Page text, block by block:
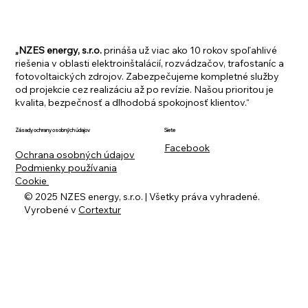
„NZES energy, s.r.o.prináša už viac ako 10 rokov spoľahlivé
riešenia v oblasti elektroinštalácií, rozvádzačov, trafostaníc a
fotovoltaických zdrojov. Zabezpečujeme kompletné služby
od projekcie cez realizáciu až po revízie. Našou prioritou je
kvalita, bezpečnosť a dlhodobá spokojnosť klientov.“
Zásady ochrany osobných údajov
Ochrana osobných údajov
Podmienky používania
Cookie
Siete
Facebook
© 2025 NZES energy, s.r.o. | Všetky práva vyhradené.
Vyrobené vCortextur